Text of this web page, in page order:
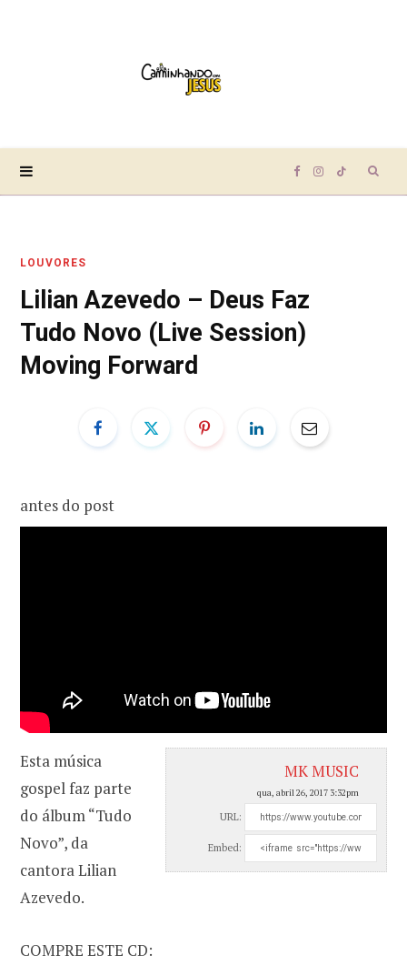
F
e
o
I T
LOUVORES
Lilian Azevedo – Deus Faz
Tudo Novo (Live Session)
Moving Forward
antes do post
MK MUSIC
qua, abril 26, 2017 3:32pm
URL:
Embed:
Esta música
gospel faz parte
do álbum “Tudo
Novo”, da
cantora Lilian
Azevedo.
COMPRE ESTE CD: